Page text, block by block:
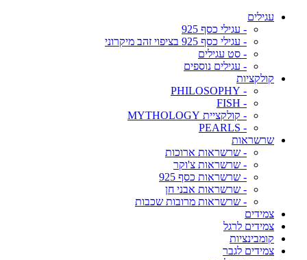
עגילים
- עגילי כסף 925
- עגילי כסף 925 בציפוי זהב מיקרוני
- סט עגילים
- עגילים נוספים
קולקציות
- PHILOSOPHY
- FISH
- קולקציית MYTHOLOGY
- PEARLS
שרשראות
- שרשראות ארוכות
- שרשראות צ'וקר
- שרשראות כסף 925
- שרשראות אבני חן
- שרשראות מרובות שכבות
צמידים
צמידים לרגל
קומבינציות
צמידים לגבר